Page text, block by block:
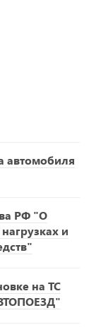
автомобиля
РФ "О
и
на ТС